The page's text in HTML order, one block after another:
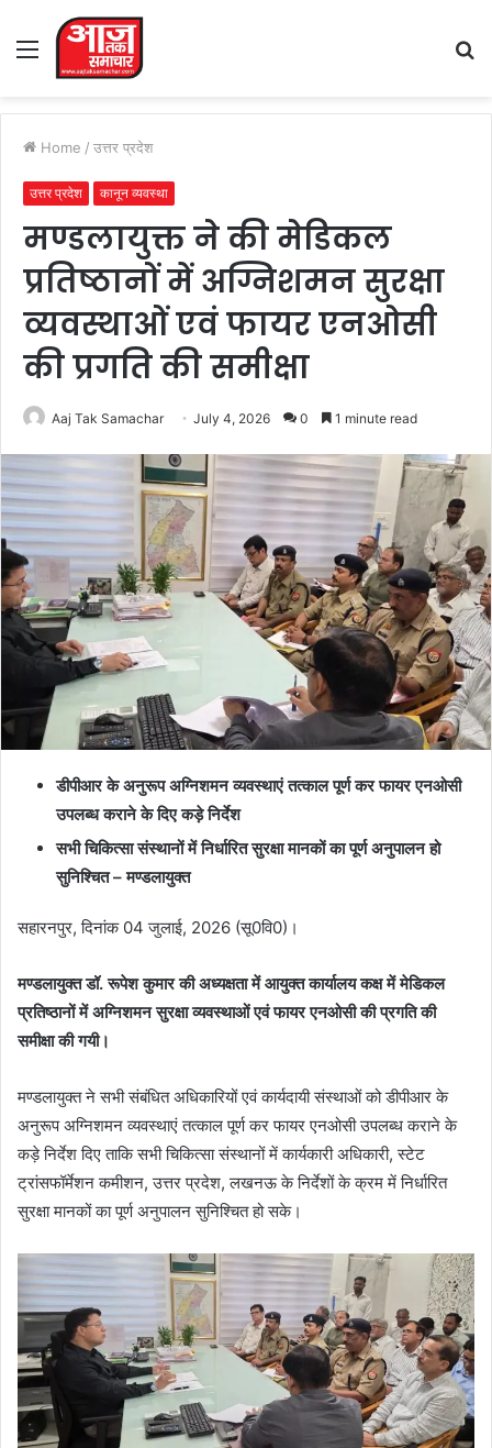
Menu
Home / उत्तर प्रदेश
उत्तर प्रदेश कानून व्यवस्था
मण्डलायुक्त ने की मेडिकल
प्रतिष्ठानों में अग्निशमन सुरक्षा
व्यवस्थाओं एवं फायर एनओसी
की प्रगति की समीक्षा
Aaj Tak Samachar July 4, 2026 0 1 minute read
डीपीआर के अनुरूप अग्निशमन व्यवस्थाएं तत्काल पूर्ण कर फायर एनओसी
उपलब्ध कराने के दिए कड़े निर्देश
सभी चिकित्सा संस्थानों में निर्धारित सुरक्षा मानकों का पूर्ण अनुपालन हो
सुनिश्चित – मण्डलायुक्त
सहारनपुर, दिनांक 04 जुलाई, 2026 (सू0वि0)।
मण्डलायुक्त डॉ. रूपेश कुमार की अध्यक्षता में आयुक्त कार्यालय कक्ष में मेडिकल
प्रतिष्ठानों में अग्निशमन सुरक्षा व्यवस्थाओं एवं फायर एनओसी की प्रगति की
समीक्षा की गयी।
मण्डलायुक्त ने सभी संबंधित अधिकारियों एवं कार्यदायी संस्थाओं को डीपीआर के
अनुरूप अग्निशमन व्यवस्थाएं तत्काल पूर्ण कर फायर एनओसी उपलब्ध कराने के
कड़े निर्देश दिए ताकि सभी चिकित्सा संस्थानों में कार्यकारी अधिकारी, स्टेट
ट्रांसफॉर्मेशन कमीशन, उत्तर प्रदेश, लखनऊ के निर्देशों के क्रम में निर्धारित
सुरक्षा मानकों का पूर्ण अनुपालन सुनिश्चित हो सके।